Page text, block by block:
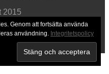
Genom att fortsätta använda
användning. Integritetspolicy
2015